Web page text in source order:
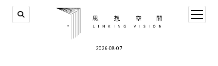
2026-08-07